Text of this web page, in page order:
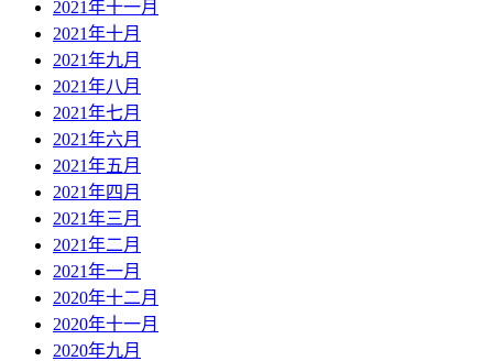
2021年十一月
2021年十月
2021年九月
2021年八月
2021年七月
2021年六月
2021年五月
2021年四月
2021年三月
2021年二月
2021年一月
2020年十二月
2020年十一月
2020年九月